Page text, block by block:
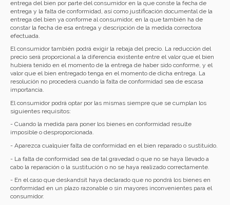
entrega del bien por parte del consumidor en la que conste la fecha de
entrega y la falta de conformidad, así como justificación documental de la
entrega del bien ya conforme al consumidor, en la que también ha de
constar la fecha de esa entrega y descripción de la medida correctora
efectuada.
El consumidor también podrá exigir la rebaja del precio. La reducción del
precio será proporcional a la diferencia existente entre el valor que el bien
hubiera tenido en el momento de la entrega de haber sido conforme, y el
valor que el bien entregado tenga en el momento de dicha entrega. La
resolución no procederá cuando la falta de conformidad sea de escasa
importancia.
El consumidor podrá optar por las mismas siempre que se cumplan los
siguientes requisitos:
- Cuando la medida para poner los bienes en conformidad resulte
imposible o desproporcionada.
- Aparezca cualquier falta de conformidad en el bien reparado o sustituido.
- La falta de conformidad sea de tal gravedad o que no se haya llevado a
cabo la reparación o la sustitución o no se haya realizado correctamente.
- En el caso que deskandsit haya declarado que no pondrá los bienes en
conformidad en un plazo razonable o sin mayores inconvenientes para el
consumidor.